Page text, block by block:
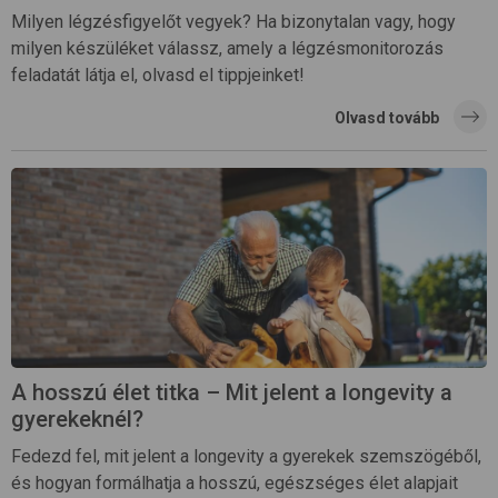
Milyen légzésfigyelőt vegyek? Ha bizonytalan vagy, hogy
milyen készüléket válassz, amely a légzésmonitorozás
feladatát látja el, olvasd el tippjeinket!
Olvasd tovább
A hosszú élet titka – Mit jelent a longevity a
gyerekeknél?
Fedezd fel, mit jelent a longevity a gyerekek szemszögéből,
és hogyan formálhatja a hosszú, egészséges élet alapjait